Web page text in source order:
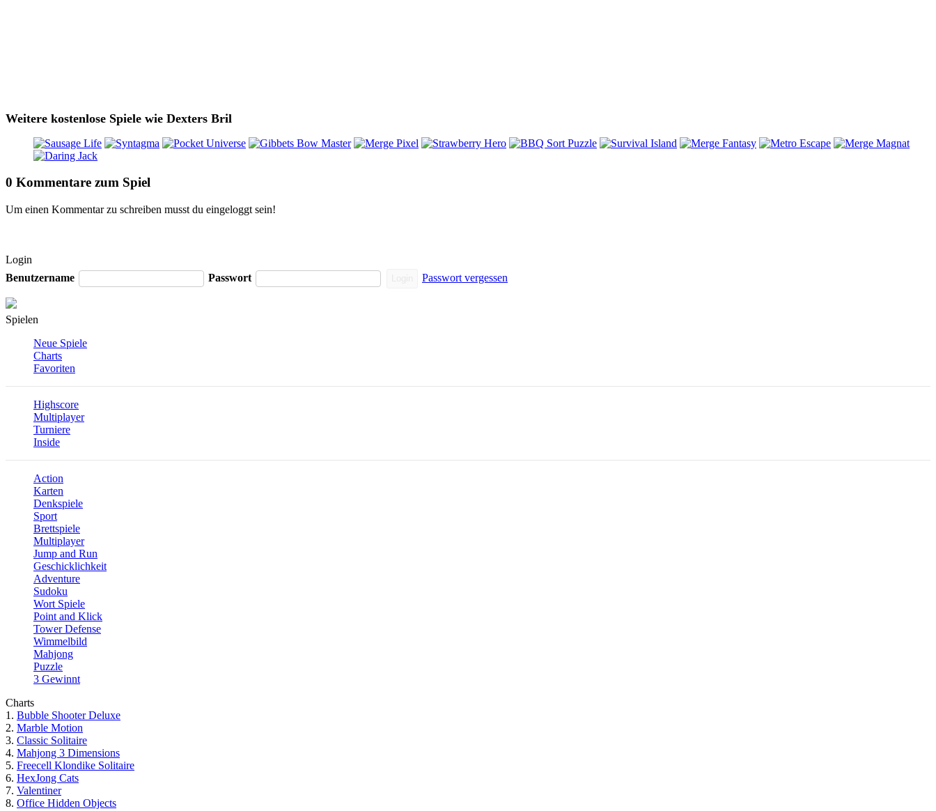
Weitere kostenlose Spiele wie Dexters Bril
0 Kommentare zum Spiel
Um einen Kommentar zu schreiben musst du eingeloggt sein!
Login
Benutzername
Passwort Passwort vergessen
Spielen
Neue Spiele
Charts
Favoriten
Highscore
Multiplayer
Turniere
Inside
Action
Karten
Denkspiele
Sport
Brettspiele
Multiplayer
Jump and Run
Geschicklichkeit
Adventure
Sudoku
Wort Spiele
Point and Klick
Tower Defense
Wimmelbild
Mahjong
Puzzle
3 Gewinnt
Charts
1. Bubble Shooter Deluxe
2. Marble Motion
3. Classic Solitaire
4. Mahjong 3 Dimensions
5. Freecell Klondike Solitaire
6. HexJong Cats
7. Valentiner
8. Office Hidden Objects